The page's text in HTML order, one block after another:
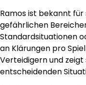
Ramos ist bekannt für
gefährlichen
Standardsituationen
an Klärungen pro
Verteidigern und zeigt
entscheidenden